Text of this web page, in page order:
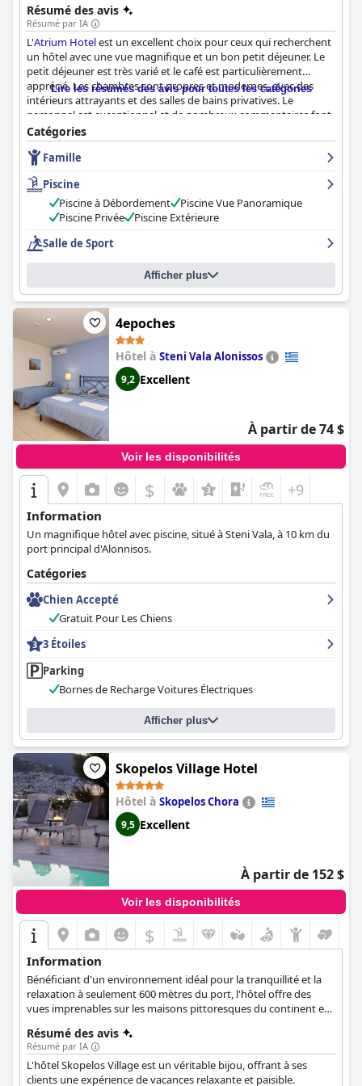
avec un jacuzzi et d'autres avec une piscine, une piscine
principale avec un coin salon relaxant, un bar de piscine et des
vues magnifiques sur la mer, un centre d'affaires, ainsi que des
restaurants proposant une excellente cuisine.
Résumé des avis
Résumé par IA
L'Atrium Hotelest un excellent choix pour ceux qui recherchent
un hôtel avec une vue magnifique et un bon petit déjeuner. Le
petit déjeuner est très varié et le café est particulièrement
apprécié. Les chambres sont propres et modernes, avec des
intérieurs attrayants et des salles de bains privatives. Le
personnel est exceptionnel et de nombreux commentaires font
l'éloge de sa gentillesse, de son attention et de son amabilité.
L'espace piscine est vaste et magnifique, avec des vues
splendides et un bar sur place. Bien que certains clients aient
noté des bruits de circulation occasionnels et un manque
d'intimité, l'expérience globale est agréable. Dans l'ensemble,
l'hôtel Atrium est un excellent choix pour de nombreux
visiteurs.
Lire les résumés des avis pour toutes les catégories
Catégories
Famille
Piscine
Piscine à Débordement
Piscine Vue Panoramique
Piscine Privée
Piscine Extérieure
Salle de Sport
Afficher plus
4epoches
Hôtel à Steni Vala Alonissos
9,2 Excellent
À partir de 74 $
Voir les disponibilités
$ +9
Information
Un magnifique hôtel avec piscine, situé à Steni Vala, à 10 km du
port principal d'Alonnisos.
Catégories
Chien Accepté
Gratuit Pour Les Chiens
3 Étoiles
Parking
Bornes de Recharge Voitures Électriques
Afficher plus
Skopelos Village Hotel
Hôtel à Skopelos Chora
9,5 Excellent
À partir de 152 $
Voir les disponibilités
$
Information
Bénéficiant d'un environnement idéal pour la tranquillité et la
relaxation à seulement 600 mètres du port, l'hôtel offre des
vues imprenables sur les maisons pittoresques du continent et
Résumé des avis
Résumé par IA
L'hôtel Skopelos Village est un véritable bijou, offrant à ses
clients une expérience de vacances relaxante et paisible.